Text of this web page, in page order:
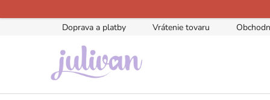
na
Doprava a platby Vrátenie tovaru